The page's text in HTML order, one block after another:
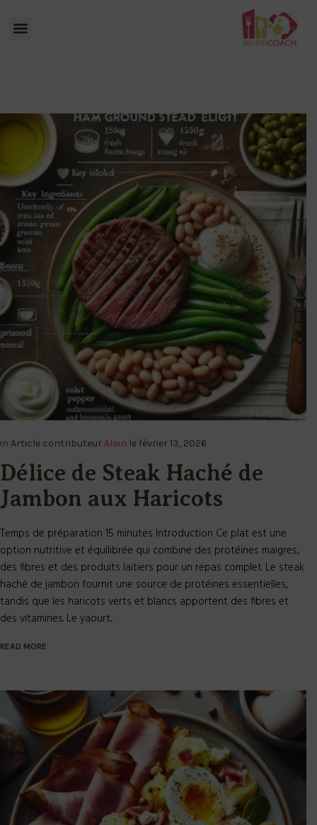
in Article contributeurAlain le février 13, 2026
Délice de Steak Haché de
Jambon aux Haricots
Temps de préparation 15 minutes Introduction Ce plat est une
option nutritive et équilibrée qui combine des protéines maigres,
des fibres et des produits laitiers pour un repas complet. Le steak
haché de jambon fournit une source de protéines essentielles,
tandis que les haricots verts et blancs apportent des fibres et
des vitamines. Le yaourt...
READ MORE